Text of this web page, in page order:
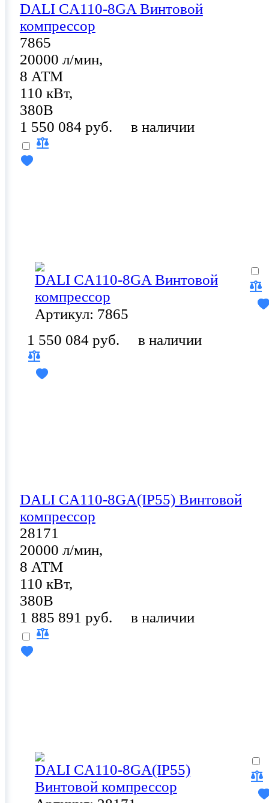
DALI CA110-8GA Винтовой
компрессор
7865
20000 л/мин,
8 АТМ
110 кВт,
380В
1 550 084 руб.
в наличии
DALI CA110-8GA Винтовой
компрессор
Артикул: 7865
1 550 084 руб.
в наличии
DALI CA110-8GA(IP55) Винтовой
компрессор
28171
20000 л/мин,
8 АТМ
110 кВт,
380В
1 885 891 руб.
в наличии
DALI CA110-8GA(IP55)
Винтовой компрессор